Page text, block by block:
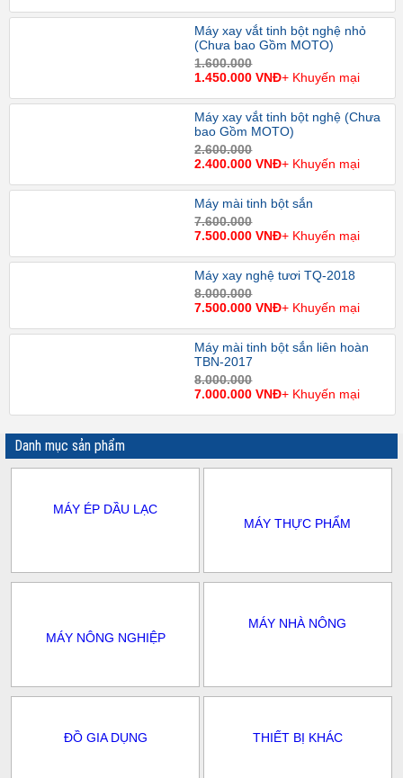
Máy xay vắt tinh bột nghệ nhỏ
(Chưa bao Gồm MOTO)
1.600.000
1.450.000 VNĐ+ Khuyến mại
Máy xay vắt tinh bột nghệ (Chưa
bao Gồm MOTO)
2.600.000
2.400.000 VNĐ+ Khuyến mại
Máy mài tinh bột sắn
7.600.000
7.500.000 VNĐ+ Khuyến mại
Máy xay nghệ tươi TQ-2018
8.000.000
7.500.000 VNĐ+ Khuyến mại
Máy mài tinh bột sắn liên hoàn
TBN-2017
8.000.000
7.000.000 VNĐ+ Khuyến mại
Danh mục sản phẩm
MÁY ÉP DẦU LẠC
MÁY THỰC PHẨM
MÁY NÔNG NGHIỆP
MÁY NHÀ NÔNG
ĐỒ GIA DỤNG THIẾT BỊ KHÁC